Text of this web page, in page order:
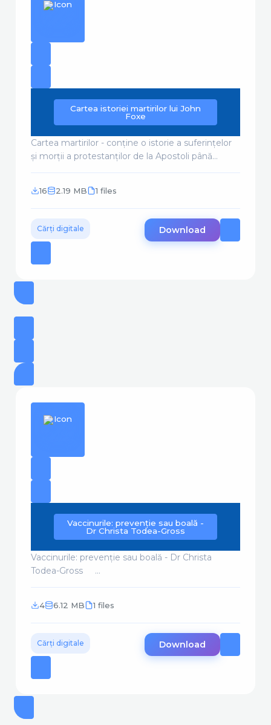
Cartea istoriei martirilor lui John
Foxe
Cartea martirilor - conține o istorie a suferințelor
și morții a protestanților de la Apostoli până...
16 2.19 MB 1 files
Cărți digitale Download
Vaccinurile: prevenție sau boală -
Dr Christa Todea-Gross
Vaccinurile: prevenție sau boală - Dr Christa
Todea-Gross ...
4 6.12 MB 1 files
Cărți digitale Download